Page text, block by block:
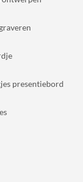
presentiebord